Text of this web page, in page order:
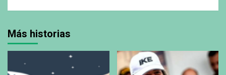
Más historias